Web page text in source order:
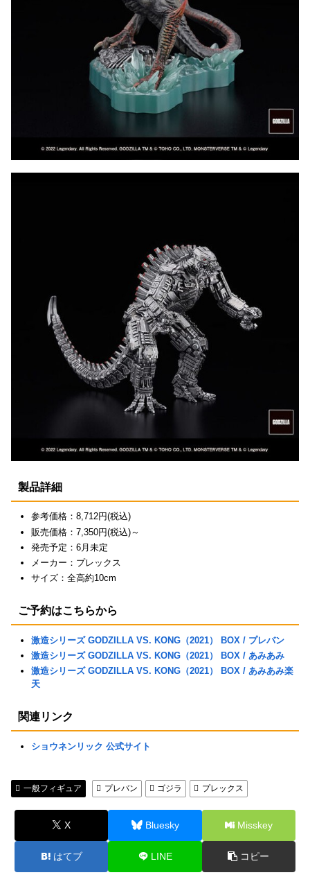
製品詳細
参考価格：8,712円(税込)
販売価格：7,350円(税込)～
発売予定：6月未定
メーカー：プレックス
サイズ：全高約10cm
ご予約はこちらから
激造シリーズ GODZILLA VS. KONG（2021） BOX / プレバン
激造シリーズ GODZILLA VS. KONG（2021） BOX / あみあみ
激造シリーズ GODZILLA VS. KONG（2021） BOX / あみあみ楽
天
関連リンク
ショウネンリック 公式サイト
一般フィギュア プレバン ゴジラ プレックス
X Bluesky Misskey
はてブ LINE コピー